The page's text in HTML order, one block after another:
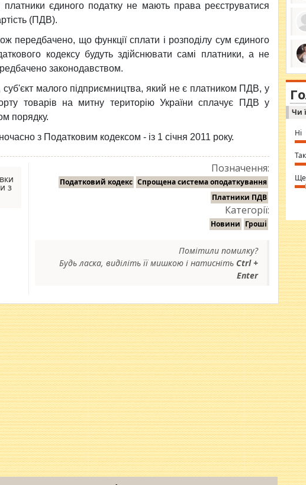
єдиного податку не мають права реєструватися
(ПДВ).
передбачено, що функції сплати і розподілу сум єдиного
кодексу будуть здійснювати самі платники, а не
законодавством.
суб'єкт малого підприємництва, який не є платником ПДВ, у
товарів на митну територію України сплачує ПДВ у
порядку.
з Податковим кодексом - із 1 січня 2011 року.
з
Позначення:
Податковий кодекс Спрощена система оподаткування
Платники ПДВ
Категорії:
Новини Гроші
Помітили помилку?
Будь ласка, виділіть її мишкою і натисніть Ctrl +
Enter
за
ми
in
⇒
Чи
Ні
Так
Ще